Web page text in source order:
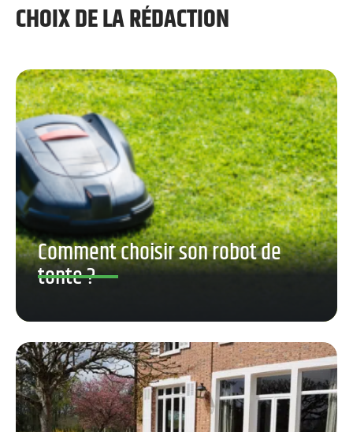
CHOIX DE LA RÉDACTION
Comment choisir son robot de
tonte ?